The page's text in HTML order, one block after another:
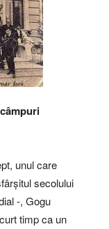
unul care
secolului
-, Gogu
timp ca un